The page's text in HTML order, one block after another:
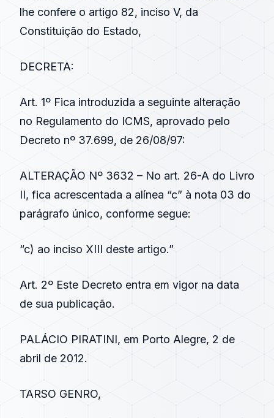
lhe confere o artigo 82, inciso V, da
Constituição do Estado,
DECRETA:
Art. 1º Fica introduzida a seguinte alteração
no Regulamento do ICMS, aprovado pelo
Decreto nº 37.699, de 26/08/97:
ALTERAÇÃO Nº 3632 – No art. 26-A do Livro
II, fica acrescentada a alínea “c” à nota 03 do
parágrafo único, conforme segue:
“c) ao inciso XIII deste artigo.”
Art. 2º Este Decreto entra em vigor na data
de sua publicação.
PALÁCIO PIRATINI, em Porto Alegre, 2 de
abril de 2012.
TARSO GENRO,